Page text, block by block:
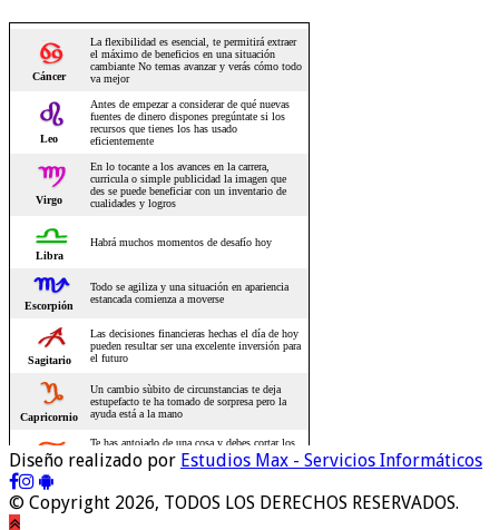
Diseño realizado por Estudios Max - Servicios Informáticos
© Copyright 2026, TODOS LOS DERECHOS RESERVADOS.